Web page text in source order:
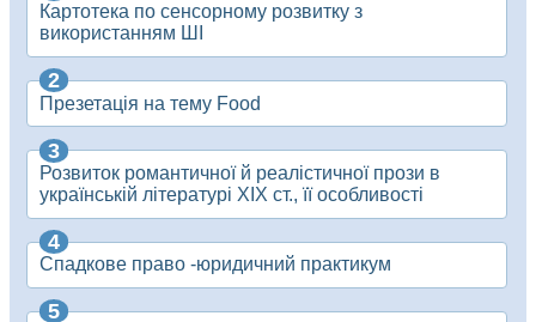
Картотека по сенсорному розвитку з
використанням ШІ
Презетація на тему Food
Розвиток романтичної й реалістичної прози в
українській літературі ХІХ ст., її особливості
Спадкове право -юридичний практикум